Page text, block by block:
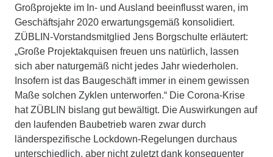
Großprojekte im In- und Ausland beeinflusst waren, im
Geschäftsjahr 2020 erwartungsgemäß konsolidiert.
ZÜBLIN-Vorstandsmitglied Jens Borgschulte erläutert:
„Große Projektakquisen freuen uns natürlich, lassen
sich aber naturgemäß nicht jedes Jahr wiederholen.
Insofern ist das Baugeschäft immer in einem gewissen
Maße solchen Zyklen unterworfen.“ Die Corona-Krise
hat ZÜBLIN bislang gut bewältigt. Die Auswirkungen auf
den laufenden Baubetrieb waren zwar durch
länderspezifische Lockdown-Regelungen durchaus
unterschiedlich, aber nicht zuletzt dank konsequenter